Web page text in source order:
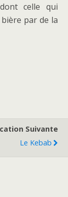
celle qui
par de la
Suivante
Le Kebab